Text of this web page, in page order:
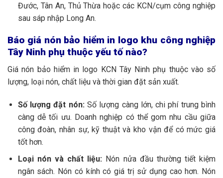
Đước, Tân An, Thủ Thừa hoặc các KCN/cụm công nghiệp
sau sáp nhập Long An.
Báo giá nón bảo hiểm in logo khu công nghiệp
Tây Ninh phụ thuộc yếu tố nào?
Giá nón bảo hiểm in logo KCN Tây Ninh phụ thuộc vào số
lượng, loại nón, chất liệu và thời gian đặt sản xuất.
Số lượng đặt nón:Số lượng càng lớn, chi phí trung bình
càng dễ tối ưu. Doanh nghiệp có thể gom nhu cầu giữa
công đoàn, nhân sự, kỹ thuật và kho vận để có mức giá
tốt hơn.
Loại nón và chất liệu: Nón nửa đầu thường tiết kiệm
ngân sách. Nón có kính có giá trị sử dụng cao hơn. Nón